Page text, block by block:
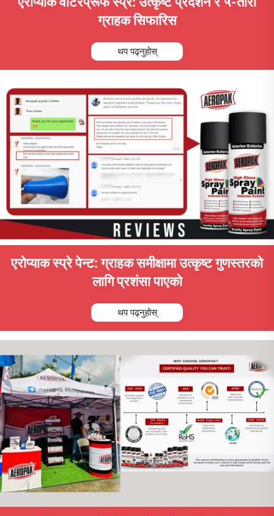
ग्राहक सिफारिस
थप पढ्नुहोस्
एरोप्याक स्प्रे पेन्ट: ग्राहक समीक्षामा उत्कृष्ट गुणस्तरको
लागि प्रशंसा पाएको
थप पढ्नुहोस्